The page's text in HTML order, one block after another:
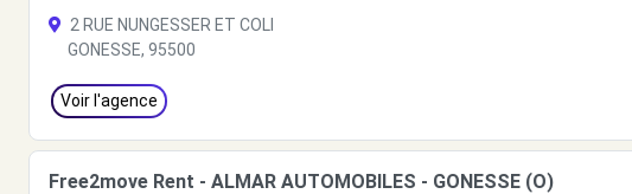
2 RUE NUNGESSER ET COLI
GONESSE, 95500
Voir l'agence
Free2move Rent - ALMAR AUTOMOBILES - GONESSE (O)